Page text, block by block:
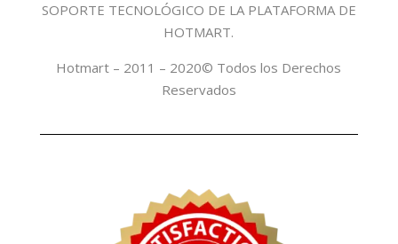
SOPORTE TECNOLÓGICO DE LA PLATAFORMA DE
HOTMART.
Hotmart – 2011 – 2020© Todos los Derechos
Reservados